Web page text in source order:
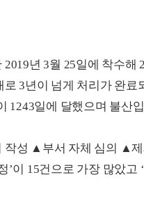
2019년 3월 25일에 착수해
3년이 넘게 처리가 완료
1 243일에 달했으며 불산
작성 ▲부서 자체 심의 ▲
’이 15건으로 가장 많았고